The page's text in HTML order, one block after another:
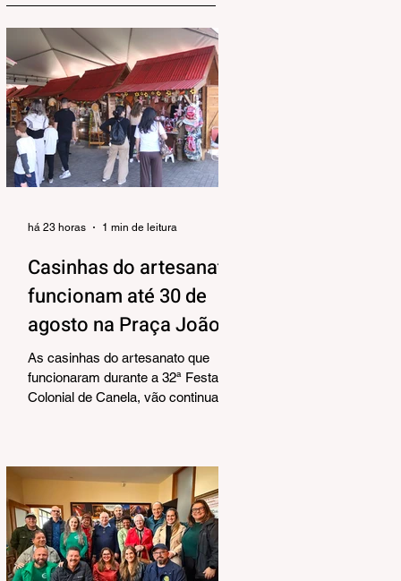
Casinhas do artesanato
funcionam até 30 de
agosto na Praça João
Corrêa
As casinhas do artesanato que
funcionaram durante a 32ª Festa
Colonial de Canela, vão continuar
Secretaria Municipal de Turismo e
Cultura, a pedido dos próprios
artesãos, a estrutura seguirá
montada para aproveitar a
movimentação da cidade durante a
Temporada de Inverno, que também
há 23 horas 1 min de leitura